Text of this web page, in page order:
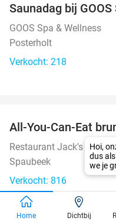
Saunadag bij
GOOS Spa & Wellness
Posterholt
Verkocht: 218
All-You-Can-Eat
Restaurant Jack's
Spaubeek
Verkocht: 816
Home Dichtbij